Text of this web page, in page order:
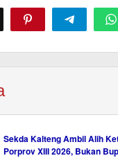
Sekda Kalteng Ambil Alih
Porprov XIII 2026, Bukan